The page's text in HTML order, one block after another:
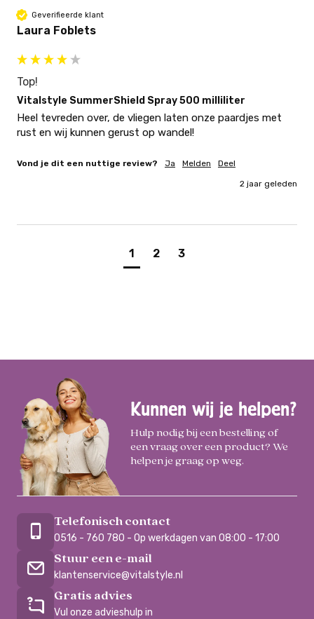
Geverifieerde klant
Laura Foblets
Top!
Vitalstyle SummerShield Spray 500 milliliter
Heel tevreden over, de vliegen laten onze paardjes met
rust en wij kunnen gerust op wandel!
Vond je dit een nuttige review? Ja Melden Deel
2 jaar geleden
1 2 3
Kunnen wij je helpen?
Hulp nodig bij een bestelling of
een vraag over een product? We
helpen je graag op weg.
Telefonisch contact
0516 - 760 780 - Op werkdagen van 08:00 - 17:00
Stuur een e-mail
klantenservice@vitalstyle.nl
Gratis advies
Vul onze advieshulp in